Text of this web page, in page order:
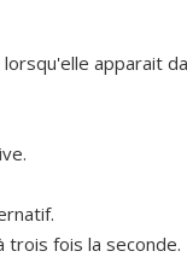
apparait
trois fois la seconde.